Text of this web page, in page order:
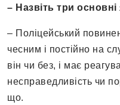
– Назвіть три основні
– Поліцейський
чесним і постійно на
він чи без, і має
несправедливість чи
що.